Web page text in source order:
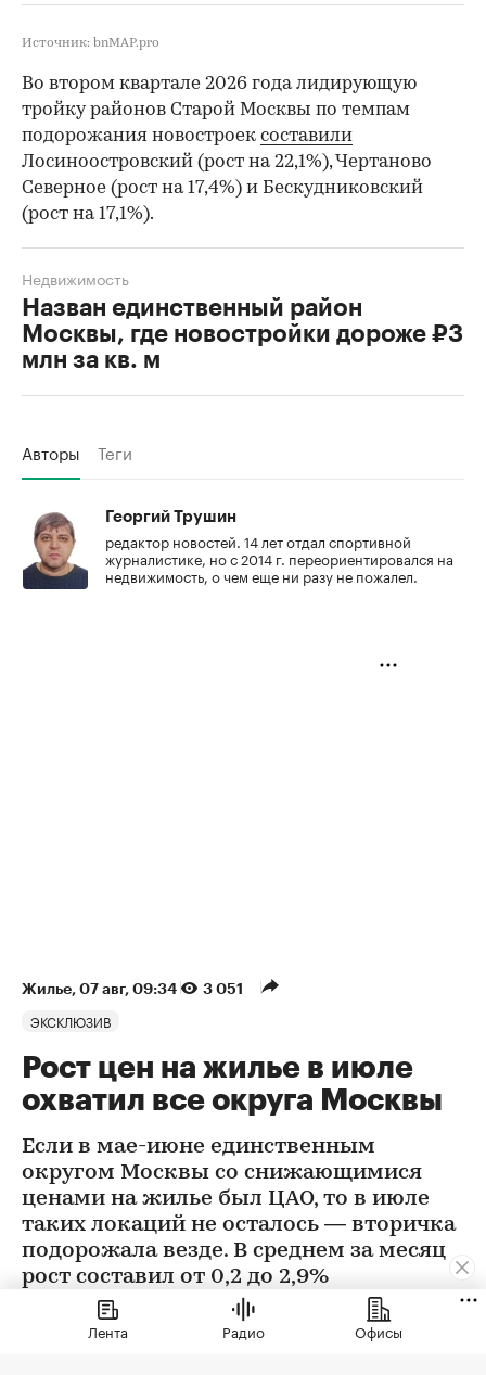
Источник: bnMAP.pro
Во втором квартале 2026 года лидирующую
тройку районов Старой Москвы по темпам
подорожания новостроек составили
Лосиноостровский (рост на 22,1%), Чертаново
Северное (рост на 17,4%) и Бескудниковский
(рост на 17,1%).
Назван единственный район
Москвы, где новостройки дороже ₽3
млн за кв. м
Недвижимость
Авторы Теги
Георгий Трушин
редактор новостей. 14 лет отдал спортивной
журналистике, но с 2014 г. переориентировался на
недвижимость, о чем еще ни разу не пожалел.
Жилье⁠, 07 авг, 09:34 3 051
ЭКСКЛЮЗИВ
Рост цен на жилье в июле
охватил все округа Москвы
Если в мае-июне единственным
округом Москвы со снижающимися
ценами на жилье был ЦАО, то в июле
таких локаций не осталось — вторичка
подорожала везде. В среднем за месяц
рост составил от 0,2 до 2,9%
Лента Радио Офисы